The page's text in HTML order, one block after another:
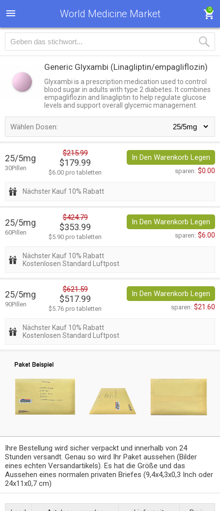
World Medicine Market 0
Generic Glyxambi (Linagliptin/empagliflozin)
Glyxambi is a prescription medication used to control
blood sugar in adults with type 2 diabetes. It combines
empagliflozin and linagliptin to help regulate glucose
levels and support overall glycemic management.
Wählen Dosen:
25/5mg
30Pillen
$215.99
$179.99
$6.00 pro tabletten
In Den Warenkorb Legen
sparen: $0.00
Nächster Kauf 10% Rabatt
25/5mg
60Pillen
$424.79
$353.99
$5.90 pro tabletten
In Den Warenkorb Legen
sparen: $6.00
Nächster Kauf 10% Rabatt
Kostenlosen Standard Luftpost
25/5mg
90Pillen
$621.59
$517.99
$5.76 pro tabletten
In Den Warenkorb Legen
sparen: $21.60
Nächster Kauf 10% Rabatt
Kostenlosen Standard Luftpost
Ihre Bestellung wird sicher verpackt und innerhalb von 24
Stunden versandt. Genau so wird Ihr Paket aussehen (Bilder
eines echten Versandartikels). Es hat die Größe und das
Aussehen eines normalen privaten Briefes (9,4x4,3x0,3 Inch oder
24x11x0,7 cm)